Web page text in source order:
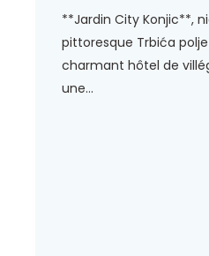
**Jardin City Konjic**,
pittoresque Trbića
charmant hôtel de
une...